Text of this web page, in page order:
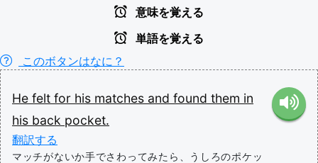
意味を覚える
単語を覚える
このボタンはなに？
He felt for his matches and found them in
his back pocket.
翻訳する
マッチがないか手でさわってみたら、うしろのポケッ